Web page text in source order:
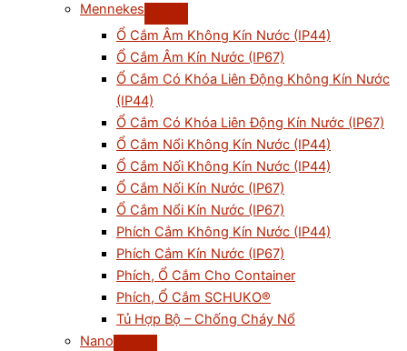
Mennekes
Ổ Cắm Âm Không Kín Nước (IP44)
Ổ Cắm Âm Kín Nước (IP67)
Ổ Cắm Có Khóa Liên Động Không Kín Nước
(IP44)
Ổ Cắm Có Khóa Liên Động Kín Nước (IP67)
Ổ Cắm Nổi Không Kín Nước (IP44)
Ổ Cắm Nối Không Kín Nước (IP44)
Ổ Cắm Nối Kín Nước (IP67)
Ổ Cắm Nổi Kín Nước (IP67)
Phích Cắm Không Kín Nước (IP44)
Phích Cắm Kín Nước (IP67)
Phích, Ổ Cắm Cho Container
Phích, Ổ Cắm SCHUKO®
Tủ Hợp Bộ – Chống Cháy Nổ
Nano